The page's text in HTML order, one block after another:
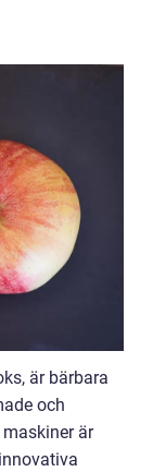
är bärbara
och
är